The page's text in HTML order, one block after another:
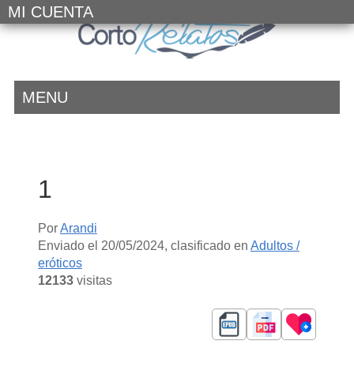
MI CUENTA
MENU
1
PorArandi
Enviado el 20/05/2024, clasificado en Adultos /
eróticos
12133visitas